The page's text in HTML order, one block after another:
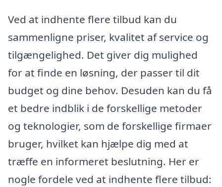
Ved at indhente flere tilbud kan du
sammenligne priser, kvalitet af service og
tilgængelighed. Det giver dig mulighed
for at finde en løsning, der passer til dit
budget og dine behov. Desuden kan du få
et bedre indblik i de forskellige metoder
og teknologier, som de forskellige firmaer
bruger, hvilket kan hjælpe dig med at
træffe en informeret beslutning. Her er
nogle fordele ved at indhente flere tilbud: